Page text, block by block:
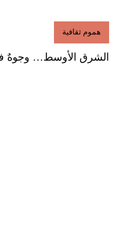
هموم ثقافية
الشرق الأوسط… وجوهٌ